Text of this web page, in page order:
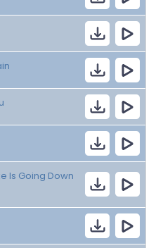
Is Going Down